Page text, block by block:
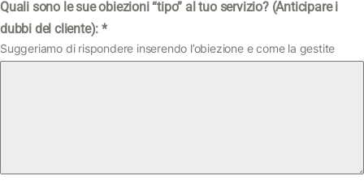
Quali sono le sue obiezioni “tipo” al tuo servizio? (Anticipare i
dubbi del cliente):*
Suggeriamo di rispondere inserendo l’obiezione e come la gestite